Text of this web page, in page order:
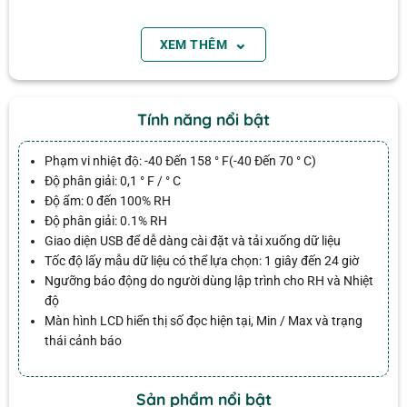
để phân tích dữ liệu. Tỷ lệ lấy mẫu dữ liệu có thể lựa
chọn là 2s, 5s, 10s, 30s, 1m, 5m, 10m, 30m, 1 giờ, 2
giờ, 3 giờ sáng, 6 giờ sáng, 12 giờ và 24 giờ. Ngưỡng
Màn hình LCD hiển thị các chỉ số nhiệt độ và độ ẩm.
Các trạng thái Min / Max và cảnh báo. Pin tốt. Máy
lý tưởng dùng làm nhiệt kế tự ghi gắn cho thùng
chứa, xe tải, két chứa hàng, tủ đông, phòng điều
khiển nhiệt độ, vv ..).
Tính năng:
dữ liệu
2 đánh giá choNhiệt ẩm kế tự ghi Extech RHT20
Được xếp
pv huy
ẩm có thể ghi tới 16.000 độ ẩm và
XEM THÊM ⌄
Tính năng nổi bật
Phạm vi nhiệt độ:-40 Đến 158 ° F(-40 Đến 70 ° C)
Độ phân giải:0,1 ° F/ ° C
Độ ẩm: 0 đến 100% RH
Độ phân giải:0.1% RH
Giao diện USB để dễ dàng cài đặt và tải xuống dữ liệu
Tốc độ lấy mẫu dữ liệu có thể lựa chọn: 1 giây đến 24 giờ
Ngưỡng báo động do người dùng lập trình cho RH và Nhiệt
độ
Màn hình LCD hiển thị số đọc hiện tại, Min / Max và trạng
thái cảnh báo
Sản phẩm nổi bật